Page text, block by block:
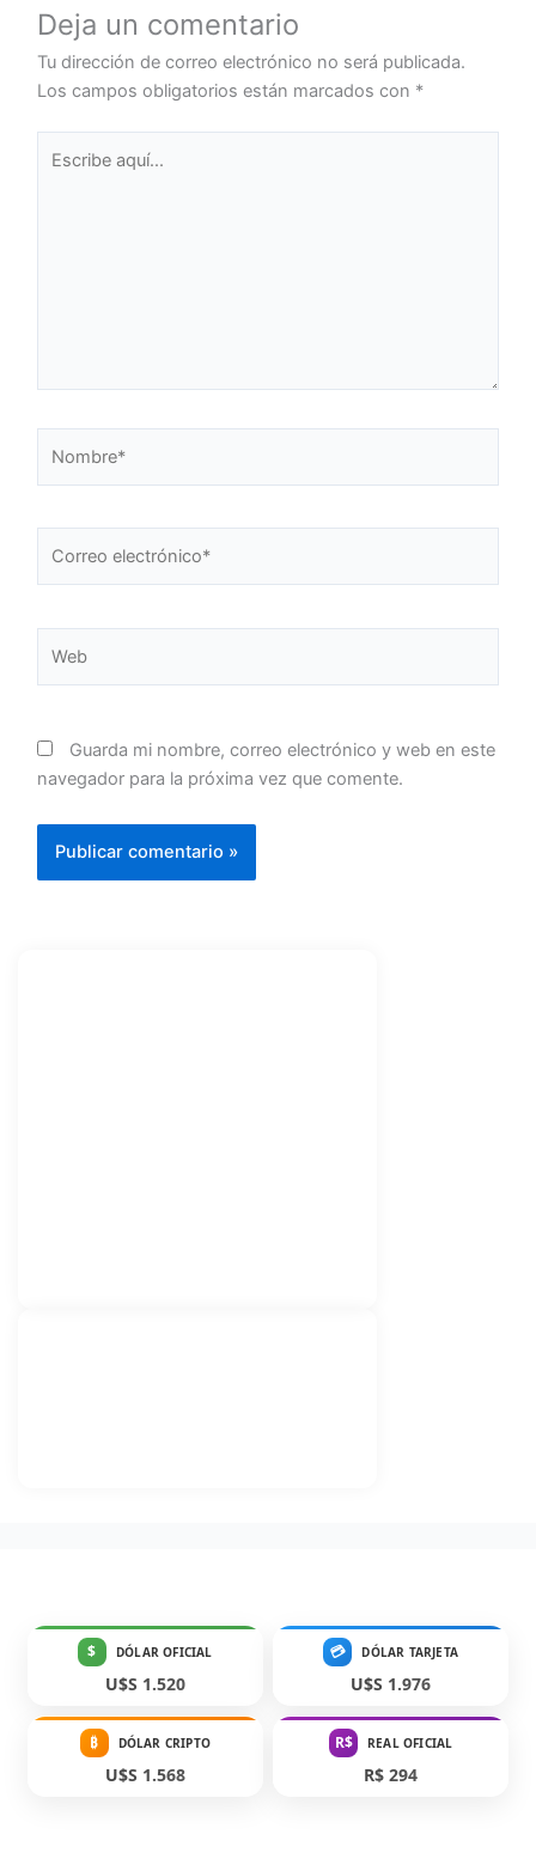
Deja un comentario
Tu dirección de correo electrónico no será publicada.
Los campos obligatorios están marcados con *
aquí...
Guarda mi nombre, correo electrónico y web en este
navegador para la próxima vez que comente.
$ DÓLAR OFICIAL
U$S 1.520
💳 DÓLAR TARJETA
U$S 1.976
₿ DÓLAR CRIPTO
U$S 1.568
R$ REAL OFICIAL
R$ 294